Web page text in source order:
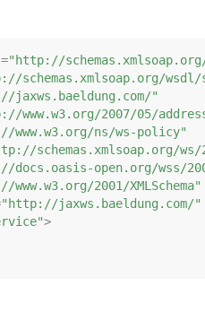
="http://
schemas.xmlsoap.org/wsdl/
"
www.w3.org/2007/05/
ns/ws-policy"
schemas.xmlsoap.org/
docs.oasis-open.org/wss/
2001/XMLSchema"
"http://jaxws.baeldung.com/"
>